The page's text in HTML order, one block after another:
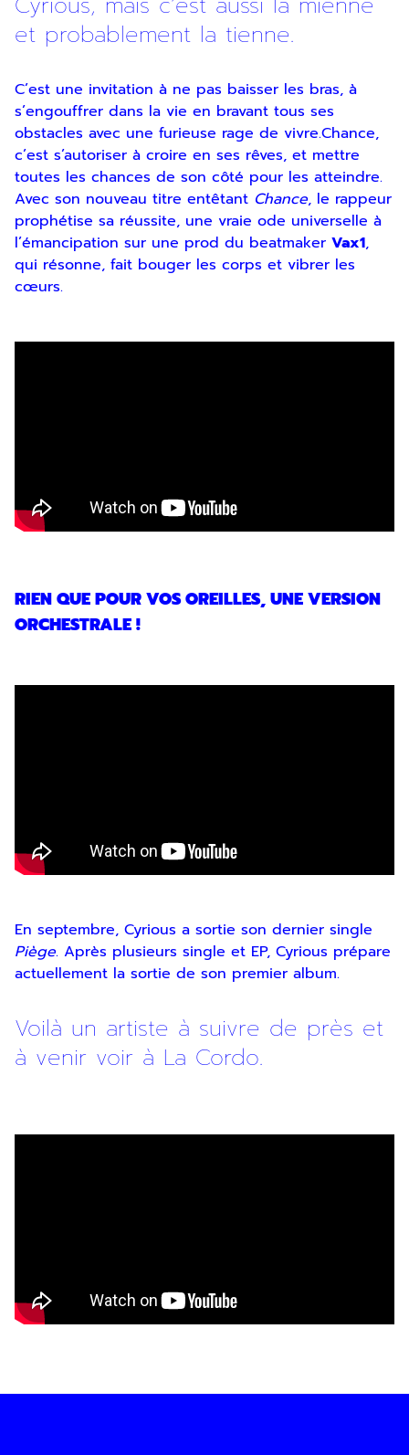
et probablement la tienne.
C’est une invitation à ne pas baisser les bras, à
s’engouffrer dans la vie en bravant tous ses
obstacles avec une furieuse rage de vivre.Chance,
c’est s’autoriser à croire en ses rêves, et mettre
toutes les chances de son côté pour les atteindre.
Avec son nouveau titre entêtant Chance, le rappeur
prophétise sa réussite, une vraie ode universelle à
l’émancipation sur une prod du beatmaker Vax1,
qui résonne, fait bouger les corps et vibrer les
cœurs.
RIEN QUE POUR VOS OREILLES, UNE VERSION
ORCHESTRALE !
En septembre, Cyrious a sortie son dernier single
Piège. Après plusieurs single et EP, Cyrious prépare
actuellement la sortie de son premier album.
Voilà un artiste à suivre de près et
à venir voir à La Cordo.